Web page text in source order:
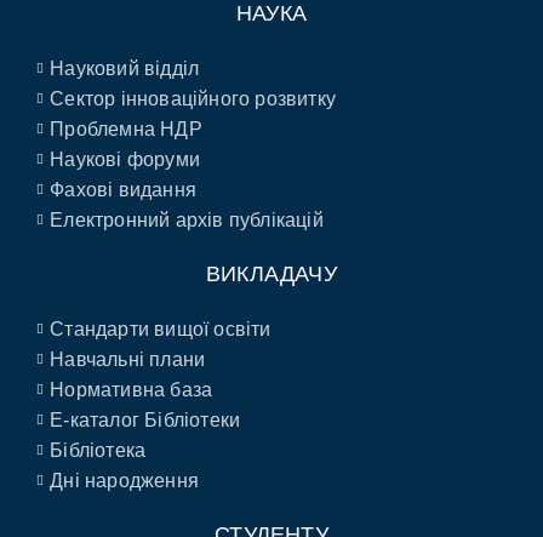
НАУКА
Науковий відділ
Сектор інноваційного розвитку
Проблемна НДР
Наукові форуми
Фахові видання
Електронний архів публікацій
ВИКЛАДАЧУ
Стандарти вищої освіти
Навчальні плани
Нормативна база
E-каталог Бібліотеки
Бібліотека
Дні народження